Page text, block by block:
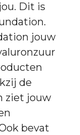
Dit is
jouw
de
ziet jouw
bevat